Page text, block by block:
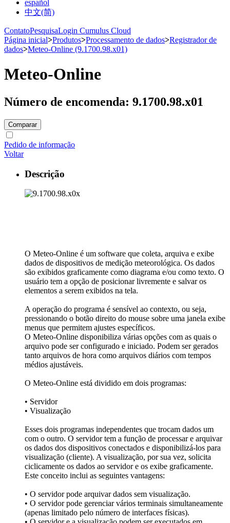
español
中文(简)
ContatoPesquisaLogin Cumulus Cloud
Página inicial>Produtos>Processamento de dados>Registrador de
dados>Meteo-Online (9.1700.98.x01)
Meteo-Online
Número de encomenda: 9.1700.98.x01
Comparar
Pedido de informação
Voltar
Descrição
O Meteo-Online é um software que coleta, arquiva e exibe
dados de dispositivos de medição meteorológica. Os dados
são exibidos graficamente como diagrama e/­ou como texto. O
usuário tem a opção de posicionar livremente e salvar os
elementos a serem exibidos na tela.
A operação do programa é sensível ao contexto, ou seja,
pressionando o botão direito do mouse sobre uma janela exibe
menus que permitem ajustes específicos.
O Meteo-Online disponibiliza várias opções com as quais o
arquivo pode ser configurado e iniciado. Podem ser gerados
tanto arquivos de hora como arquivos diários com tempos
médios ajustáveis.
O Meteo-Online está dividido em dois programas:
• Servidor
• Visualização
Esses dois programas independentes que trocam dados um
com o outro. O servidor tem a função de processar e arquivar
os dados dos dispositivos conectados e disponibilizá-los para
visualização (cliente). A visualização, por sua vez, solicita
ciclicamente os dados ao servidor e os exibe graficamente.
Este conceito inclui as seguintes vantagens:
• O servidor pode arquivar dados sem visualização.
• O servidor pode gerenciar vários terminais simultaneamente
(apenas limitado pelo número de interfaces físicas).